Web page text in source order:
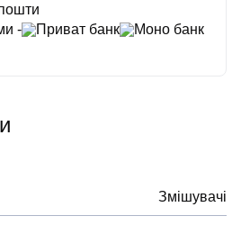
-
Приват банк
Моно банк
Змішувачі